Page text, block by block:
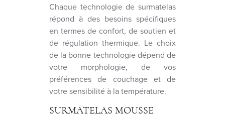
Chaque technologie de surmatelas
répond à des besoins spécifiques
en termes de confort, de soutien et
de régulation thermique. Le choix
de la bonne technologie dépend de
votre morphologie, de vos
préférences de couchage et de
votre sensibilité à la température.
SURMATELAS MOUSSE